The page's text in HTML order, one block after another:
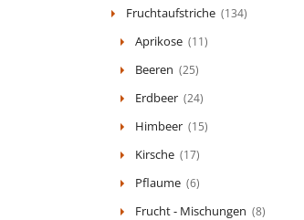
Fruchtaufstriche (134)
Aprikose (11)
Beeren (25)
Erdbeer (24)
Himbeer (15)
Kirsche (17)
Pflaume (6)
Frucht - Mischungen (8)